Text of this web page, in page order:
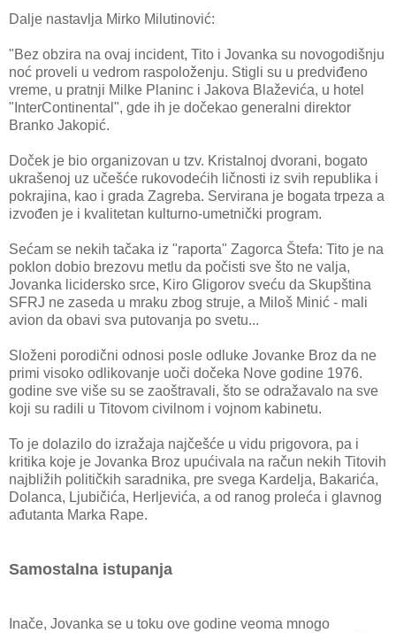
Dalje nastavlja Mirko Milutinović:
"Bez obzira na ovaj incident, Tito i Jovanka su novogodišnju
noć proveli u vedrom raspoloženju. Stigli su u predviđeno
vreme, u pratnji Milke Planinc i Jakova Blaževića, u hotel
"InterContinental", gde ih je dočekao generalni direktor
Branko Jakopić.
Doček je bio organizovan u tzv. Kristalnoj dvorani, bogato
ukrašenoj uz učešće rukovodećih ličnosti iz svih republika i
pokrajina, kao i grada Zagreba. Servirana je bogata trpeza a
izvođen je i kvalitetan kulturno-umetnički program.
Sećam se nekih tačaka iz "raporta" Zagorca Štefa: Tito je na
poklon dobio brezovu metlu da počisti sve što ne valja,
Jovanka licidersko srce, Kiro Gligorov sveću da Skupština
SFRJ ne zaseda u mraku zbog struje, a Miloš Minić - mali
avion da obavi sva putovanja po svetu...
Složeni porodični odnosi posle odluke Jovanke Broz da ne
primi visoko odlikovanje uoči dočeka Nove godine 1976.
godine sve više su se zaoštravali, što se odražavalo na sve
koji su radili u Titovom civilnom i vojnom kabinetu.
To je dolazilo do izražaja najčešće u vidu prigovora, pa i
kritika koje je Jovanka Broz upućivala na račun nekih Titovih
najbližih političkih saradnika, pre svega Kardelja, Bakarića,
Dolanca, Ljubičića, Herljevića, a od ranog proleća i glavnog
ađutanta Marka Rape.
Samostalna istupanja
Inače, Jovanka se u toku ove godine veoma mnogo